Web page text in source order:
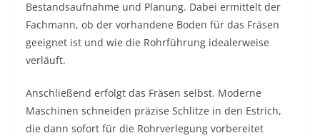
Bestandsaufnahme und Planung. Dabei ermittelt der
Fachmann, ob der vorhandene Boden für das Fräsen
geeignet ist und wie die Rohrführung idealerweise
verläuft.
Anschließend erfolgt das Fräsen selbst. Moderne
Maschinen schneiden präzise Schlitze in den Estrich,
die dann sofort für die Rohrverlegung vorbereitet